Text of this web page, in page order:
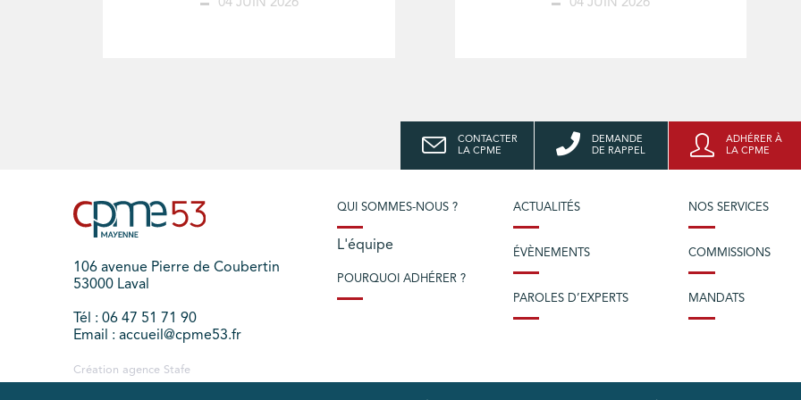
04 JUIN 2026 04 JUIN 2026
CONTACTER
LA CPME
DEMANDE
DE RAPPEL
ADHÉRER À
LA CPME
106 avenue Pierre de Coubertin
53000 Laval
Tél : 06 47 51 71 90
Email : accueil@cpme53.fr
Création agence Stafe
QUI SOMMES-NOUS ?
L'équipe
POURQUOI ADHÉRER ?
ACTUALITÉS
ÉVÈNEMENTS
PAROLES D’EXPERTS
NOS SERVICES
COMMISSIONS
MANDATS